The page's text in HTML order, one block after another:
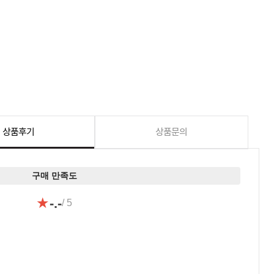
상품후기 상품문의
구매 만족도
★-.-/ 5